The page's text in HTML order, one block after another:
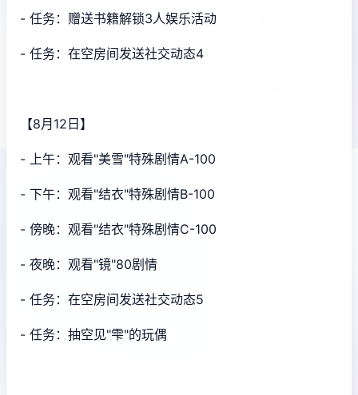
- 任务：赠送书籍解锁3人娱乐活动
- 任务：在空房间发送社交动态4
【8月12日】
- 上午：观看"美雪"特殊剧情A-100
- 下午：观看"结衣"特殊剧情B-100
- 傍晚：观看"结衣"特殊剧情C-100
- 夜晚：观看"镜"80剧情
- 任务：在空房间发送社交动态5
- 任务：抽空见"雫"的玩偶